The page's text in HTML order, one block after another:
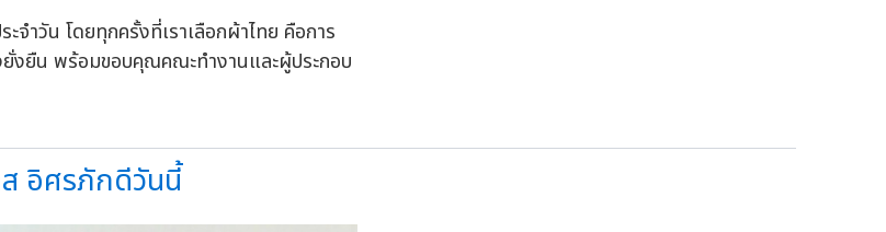
จำวัน โดยทุกครั้งที่เราเลือกผ้าไทย คือการ
ยั่งยืน พร้อมขอบคุณคณะทำงานและผู้ประกอบ
อิศรภักดีวันนี้